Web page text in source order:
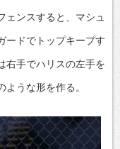
ェンスすると、マシュ
ードでトップキープす
右手でハリスの左手を
うな形を作る。